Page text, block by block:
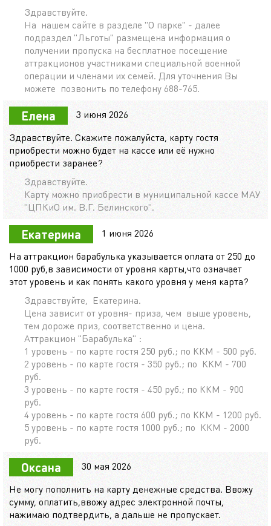
Здравствуйте.
На нашем сайте в разделе "О парке" - далее
подраздел "Льготы" размещена информация о
получении пропуска на бесплатное посещение
аттракционов участниками специальной военной
операции и членами их семей. Для уточнения Вы
можете позвонить по телефону 688-765.
Елена
3 июня 2026
Здравствуйте. Скажите пожалуйста, карту гостя
приобрести можно будет на кассе или её нужно
приобрести заранее?
Здравствуйте.
Карту можно приобрести в муниципальной кассе МАУ
"ЦПКиО им. В.Г. Белинского".
Екатерина
1 июня 2026
На аттракцион барабулька указывается оплата от 250 до
1000 руб,в зависимости от уровня карты,что означает
этот уровень и как понять какого уровня у меня карта?
Здравствуйте, Екатерина.
Цена зависит от уровня- приза, чем выше уровень,
тем дороже приз, соответственно и цена.
Аттракцион "Барабулька" :
1 уровень - по карте гостя 250 руб.; по ККМ - 500 руб.
2 уровень - по карте гостя - 350 руб.; по ККМ - 700
руб.
3 уровень - по карте гостя - 450 руб.; по ККМ - 900
руб.
4 уровень - по карте гостя 600 руб.; по ККМ - 1200 руб.
5 уровень - по карте гостя 1000 руб.; по ККМ - 2000
руб.
Оксана
30 мая 2026
Не могу пополнить на карту денежные средства. Ввожу
сумму, оплатить,ввожу адрес электронной почты,
нажимаю подтвердить, а дальше не пропускает.